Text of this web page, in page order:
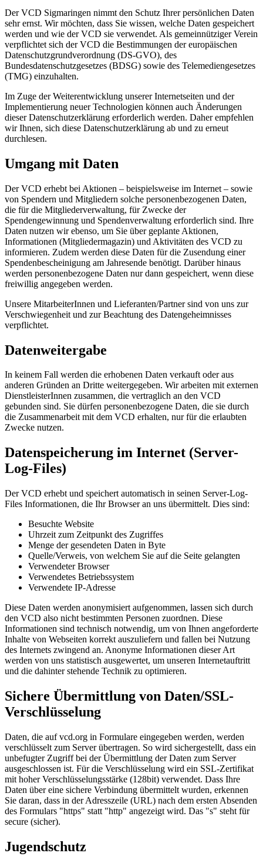
Der VCD Sigmaringen nimmt den Schutz Ihrer persönlichen Daten
sehr ernst. Wir möchten, dass Sie wissen, welche Daten gespeichert
werden und wie der VCD sie verwendet. Als gemeinnütziger Verein
verpflichtet sich der VCD die Bestimmungen der europäischen
Datenschutzgrundverordnung (DS-GVO), des
Bundesdatenschutzgesetzes (BDSG) sowie des Telemediengesetzes
(TMG) einzuhalten.
Im Zuge der Weiterentwicklung unserer Internetseiten und der
Implementierung neuer Technologien können auch Änderungen
dieser Datenschutzerklärung erforderlich werden. Daher empfehlen
wir Ihnen, sich diese Datenschutzerklärung ab und zu erneut
durchlesen.
Umgang mit Daten
Der VCD erhebt bei Aktionen – beispielsweise im Internet – sowie
von Spendern und Mitgliedern solche personenbezogenen Daten,
die für die Mitgliederverwaltung, für Zwecke der
Spendengewinnung und Spendenverwaltung erforderlich sind. Ihre
Daten nutzen wir ebenso, um Sie über geplante Aktionen,
Informationen (Mitgliedermagazin) und Aktivitäten des VCD zu
informieren. Zudem werden diese Daten für die Zusendung einer
Spendenbescheinigung am Jahresende benötigt. Darüber hinaus
werden personenbezogene Daten nur dann gespeichert, wenn diese
freiwillig angegeben werden.
Unsere MitarbeiterInnen und Lieferanten/Partner sind von uns zur
Verschwiegenheit und zur Beachtung des Datengeheimnisses
verpflichtet.
Datenweitergabe
In keinem Fall werden die erhobenen Daten verkauft oder aus
anderen Gründen an Dritte weitergegeben. Wir arbeiten mit externen
DienstleisterInnen zusammen, die vertraglich an den VCD
gebunden sind. Sie dürfen personenbezogene Daten, die sie durch
die Zusammenarbeit mit dem VCD erhalten, nur für die erlaubten
Zwecke nutzen.
Datenspeicherung im Internet (Server-
Log-Files)
Der VCD erhebt und speichert automatisch in seinen Server-Log-
Files Informationen, die Ihr Browser an uns übermittelt. Dies sind:
Besuchte Website
Uhrzeit zum Zeitpunkt des Zugriffes
Menge der gesendeten Daten in Byte
Quelle/Verweis, von welchem Sie auf die Seite gelangten
Verwendeter Browser
Verwendetes Betriebssystem
Verwendete IP-Adresse
Diese Daten werden anonymisiert aufgenommen, lassen sich durch
den VCD also nicht bestimmten Personen zuordnen. Diese
Informationen sind technisch notwendig, um von Ihnen angeforderte
Inhalte von Webseiten korrekt auszuliefern und fallen bei Nutzung
des Internets zwingend an. Anonyme Informationen dieser Art
werden von uns statistisch ausgewertet, um unseren Internetauftritt
und die dahinter stehende Technik zu optimieren.
Sichere Übermittlung von Daten/SSL-
Verschlüsselung
Daten, die auf vcd.org in Formulare eingegeben werden, werden
verschlüsselt zum Server übertragen. So wird sichergestellt, dass ein
unbefugter Zugriff bei der Übermittlung der Daten zum Server
ausgeschlossen ist. Für die Verschlüsselung wird ein SSL-Zertifikat
mit hoher Verschlüsselungsstärke (128bit) verwendet. Dass Ihre
Daten über eine sichere Verbindung übermittelt wurden, erkennen
Sie daran, dass in der Adresszeile (URL) nach dem ersten Absenden
des Formulars "https" statt "http" angezeigt wird. Das "s" steht für
secure (sicher).
Jugendschutz